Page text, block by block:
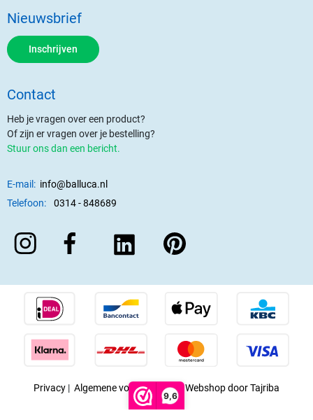
9,6
Nieuwsbrief
Inschrijven
Contact
Heb je vragen over een product?
Of zijn er vragen over je bestelling?
Stuur ons dan een bericht.
E-mail: info@balluca.nl
Telefoon:
0314 - 848689
Privacy | Algemene voorwaarden|Webshop door Tajriba